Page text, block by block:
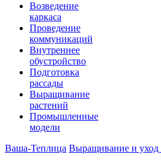
Возведение
каркаса
Проведение
коммуникаций
Внутреннее
обустройство
Подготовка
рассады
Выращивание
растений
Промышленные
модели
Ваша-Теплица Выращивание и уход